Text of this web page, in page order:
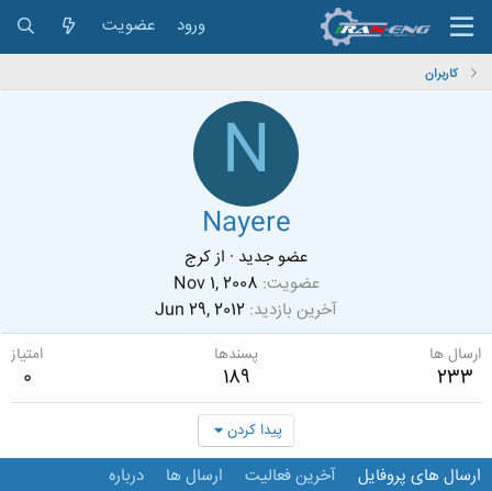
ورود عضویت
کاربران
N
Nayere
عضو جدید · ازکرج
عضویت Nov 1, 2008
آخرین بازدید Jun 29, 2012
ارسال ها
233
پسندها
189
امتیاز
0
پیدا کردن
ارسال های پروفایل آخرین فعالیت ارسال ها درباره